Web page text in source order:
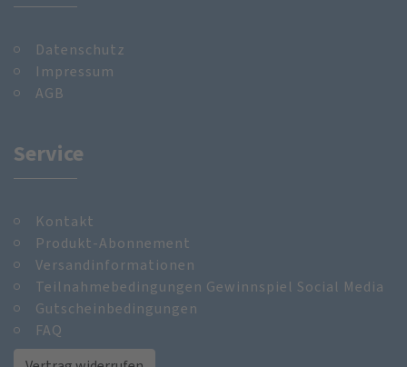
Datenschutz
Impressum
AGB
Service
Kontakt
Produkt-Abonnement
Versandinformationen
Teilnahmebedingungen Gewinnspiel Social Media
Gutscheinbedingungen
FAQ